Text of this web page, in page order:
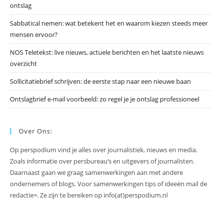
ontslag
Sabbatical nemen: wat betekent het en waarom kiezen steeds meer
mensen ervoor?
NOS Teletekst: live nieuws, actuele berichten en het laatste nieuws
overzicht
Sollicitatiebrief schrijven: de eerste stap naar een nieuwe baan
Ontslagbrief e-mail voorbeeld: zo regel je je ontslag professioneel
Over Ons:
Op perspodium vind je alles over journalistiek, nieuws en media.
Zoals informatie over persbureau’s en uitgevers of journalisten.
Daarnaast gaan we graag samenwerkingen aan met andere
ondernemers of blogs. Voor samenwerkingen tips of ideeën mail de
redactie=. Ze zijn te bereiken op info(at)perspodium.nl